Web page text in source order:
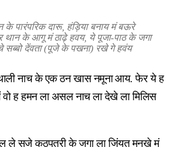
के पारंपरिक दारू, हंड़िया बनाय मं बऊरे
थान के आगू मं ठाढ़े हवय, ये पूजा-पाठ के जगा
सब्बो देंवता (पूजे के पखना) रखे गे हवंय
नाच के एक ठन खास नमूना आय. फेर ये ह
ह हमन ला असल नाच ला देखे ला मिलिस
ले सजे कठपुतरी के जगा ला जिंयत मनखे मं